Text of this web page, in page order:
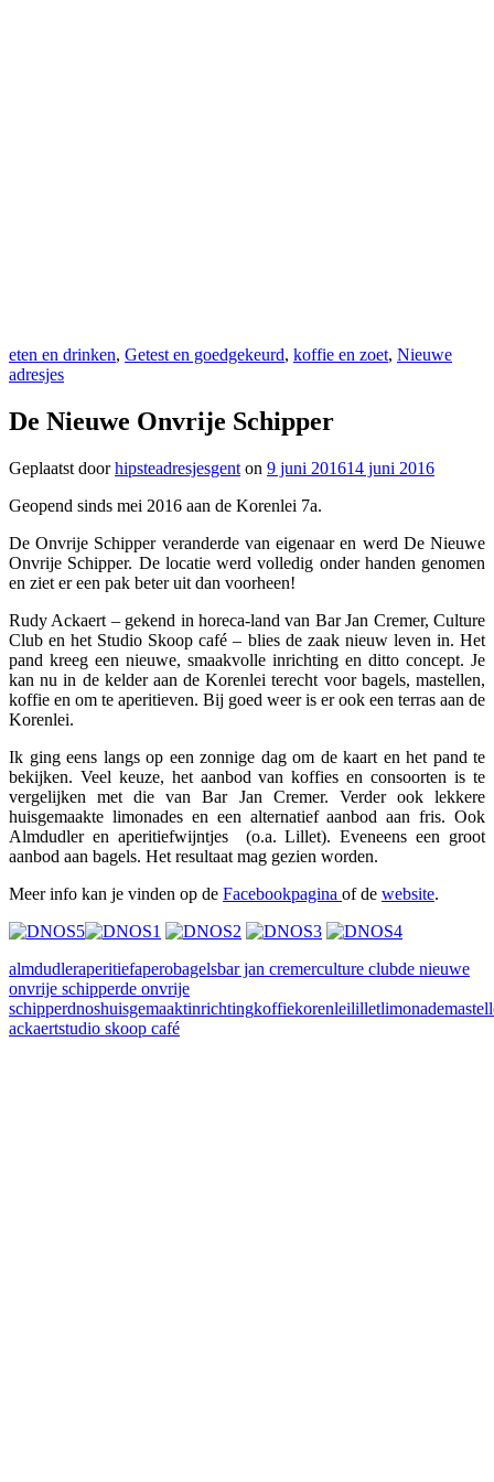
eten en drinken, Getest en goedgekeurd, koffie en zoet, Nieuwe
adresjes
De Nieuwe Onvrije Schipper
Geplaatst doorhipsteadresjesgent on 9 juni 201614 juni 2016
Geopend sinds mei 2016 aan de Korenlei 7a.
De Onvrije Schipper veranderde van eigenaar en werd De Nieuwe
Onvrije Schipper. De locatie werd volledig onder handen genomen
en ziet er een pak beter uit dan voorheen!
Rudy Ackaert – gekend in horeca-land van Bar Jan Cremer, Culture
Club en het Studio Skoop café – blies de zaak nieuw leven in. Het
pand kreeg een nieuwe, smaakvolle inrichting en ditto concept. Je
kan nu in de kelder aan de Korenlei terecht voor bagels, mastellen,
koffie en om te aperitieven. Bij goed weer is er ook een terras aan de
Korenlei.
Ik ging eens langs op een zonnige dag om de kaart en het pand te
bekijken. Veel keuze, het aanbod van koffies en consoorten is te
vergelijken met die van Bar Jan Cremer. Verder ook lekkere
huisgemaakte limonades en een alternatief aanbod aan fris. Ook
Almdudler en aperitiefwijntjes (o.a. Lillet). Eveneens een groot
aanbod aan bagels. Het resultaat mag gezien worden.
Meer info kan je vinden op de Facebookpagina of de website.
almdudleraperitiefaperobagelsbar jan cremerculture clubde nieuwe
onvrije schipperde onvrije
schipperdnoshuisgemaaktinrichtingkoffiekorenleililletlimonade
ackaertstudio skoop café